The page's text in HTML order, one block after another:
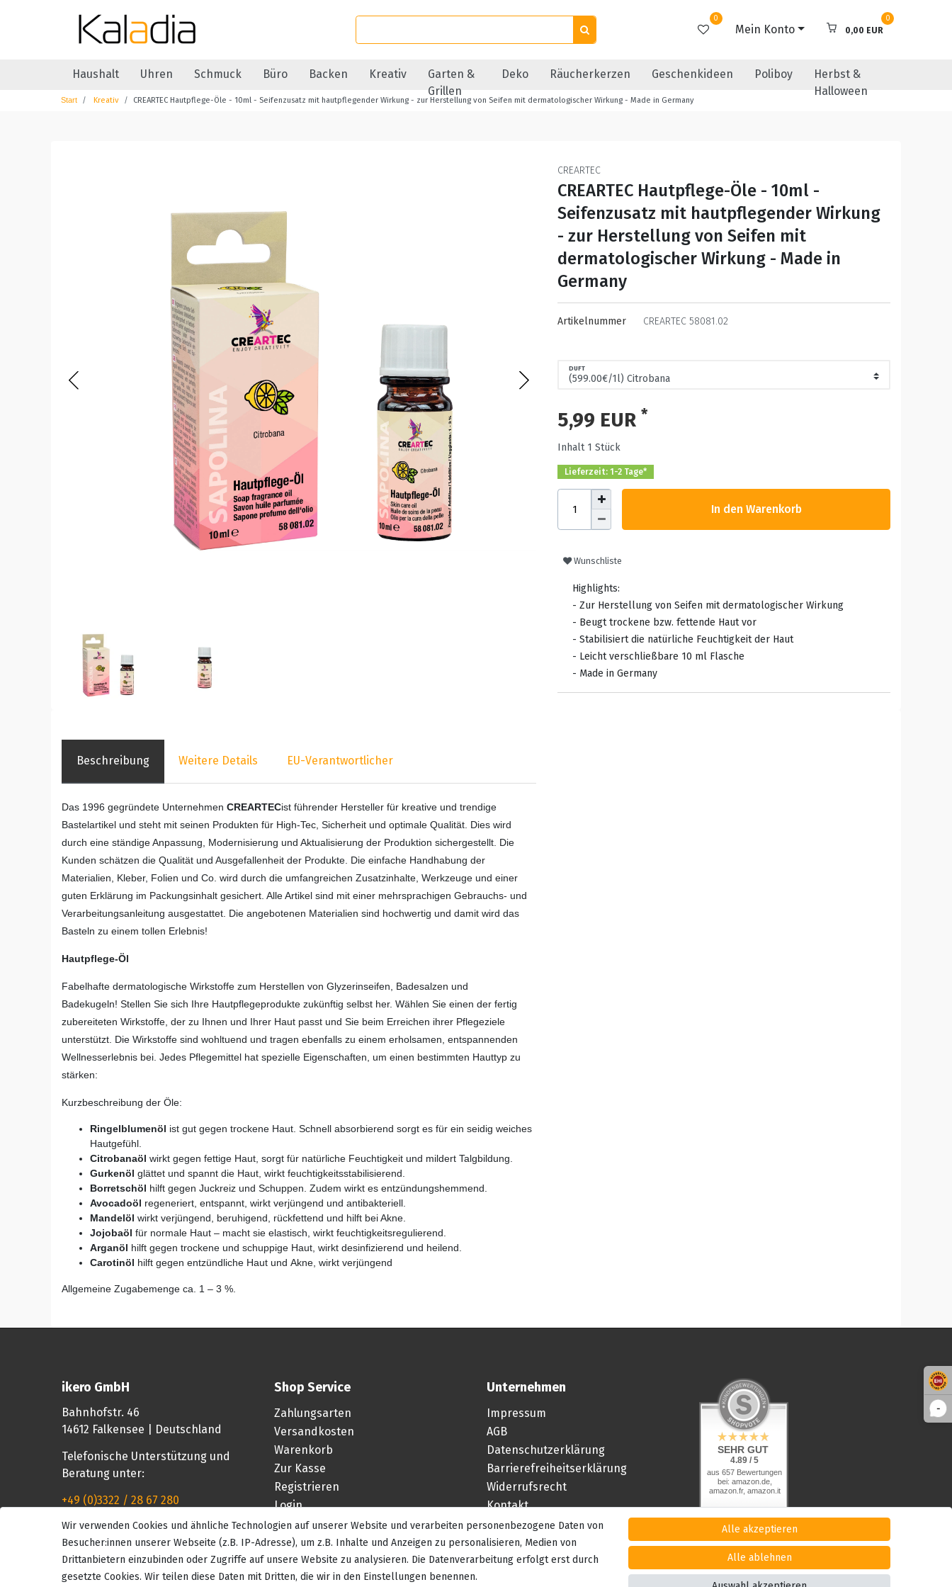
-
0
Mein Konto
0
0,00 EUR
Haushalt Uhren Schmuck Büro Backen Kreativ
Garten &
Grillen
Deko Räucherkerzen Geschenkideen Poliboy
Herbst &
Halloween
Kreativ CREARTEC Hautpflege-Öle - 10ml - Seifenzusatz mit hautpflegender Wirkung - zur Herstellung von Seifen mit dermatologischer Wirkung - Made in Germany
CREARTEC
CREARTEC Hautpflege-Öle - 10ml -
Seifenzusatz mit hautpflegender Wirkung
- zur Herstellung von Seifen mit
dermatologischer Wirkung - Made in
Germany
Artikelnummer CREARTEC 58081.02
DUFT
5,99 EUR *
Inhalt 1 Stück
Lieferzeit: 1-2 Tage*
In den Warenkorb
Wunschliste
Highlights:
- Zur Herstellung von Seifen mit dermatologischer Wirkung
- Beugt trockene bzw. fettende Haut vor
- Stabilisiert die natürliche Feuchtigkeit der Haut
- Leicht verschließbare 10 ml Flasche
- Made in Germany
Beschreibung Weitere Details EU-Verantwortlicher
Das 1996 gegründete Unternehmen CREARTECist führender Hersteller für kreative und trendige
Bastelartikel und steht mit seinen Produkten für High-Tec, Sicherheit und optimale Qualität. Dies wird
durch eine ständige Anpassung, Modernisierung und Aktualisierung der Produktion sichergestellt. Die
Kunden schätzen die Qualität und Ausgefallenheit der Produkte. Die einfache Handhabung der
Materialien, Kleber, Folien und Co. wird durch die umfangreichen Zusatzinhalte, Werkzeuge und einer
guten Erklärung im Packungsinhalt gesichert. Alle Artikel sind mit einer mehrsprachigen Gebrauchs- und
Verarbeitungsanleitung ausgestattet. Die angebotenen Materialien sind hochwertig und damit wird das
Basteln zu einem tollen Erlebnis!
Hautpflege-Öl
Fabelhafte dermatologische Wirkstoffe zum Herstellen von Glyzerinseifen, Badesalzen und
Badekugeln! Stellen Sie sich Ihre Hautpflegeprodukte zukünftig selbst her. Wählen Sie einen der fertig
zubereiteten Wirkstoffe, der zu Ihnen und Ihrer Haut passt und Sie beim Erreichen ihrer Pflegeziele
unterstützt. Die Wirkstoffe sind wohltuend und tragen ebenfalls zu einem erholsamen, entspannenden
Wellnesserlebnis bei. Jedes Pflegemittel hat spezielle Eigenschaften, um einen bestimmten Hauttyp zu
stärken:
Kurzbeschreibung der Öle:
Ringelblumenöl ist gut gegen trockene Haut. Schnell absorbierend sorgt es für ein seidig weiches
Hautgefühl.
Citrobanaöl wirkt gegen fettige Haut, sorgt für natürliche Feuchtigkeit und mildert Talgbildung.
Gurkenöl glättet und spannt die Haut, wirkt feuchtigkeitsstabilisierend.
Borretschöl hilft gegen Juckreiz und Schuppen. Zudem wirkt es entzündungshemmend.
Avocadoöl regeneriert, entspannt, wirkt verjüngend und antibakteriell.
Mandelöl wirkt verjüngend, beruhigend, rückfettend und hilft bei Akne.
Jojobaöl für normale Haut – macht sie elastisch, wirkt feuchtigkeitsregulierend.
Arganöl hilft gegen trockene und schuppige Haut, wirkt desinfizierend und heilend.
Carotinöl hilft gegen entzündliche Haut und Akne, wirkt verjüngend
Allgemeine Zugabemenge ca. 1 – 3 %.
ikero GmbH
Bahnhofstr. 46
14612 Falkensee | Deutschland
Telefonische Unterstützung und
Beratung unter:
+49 (0)3322 / 28 67 280
Mo-Fr, 08:00 - 16:00 Uhr
Shop Service
Zahlungsarten
Versandkosten
Warenkorb
Zur Kasse
Registrieren
Login
Vertrag widerrufen
Unternehmen
Impressum
AGB
Datenschutzerklärung
Barrierefreiheitserklärung
Widerrufsrecht
Kontakt
SEHR GUT
4.89 / 5
aus 657 Bewertungen
bei: amazon.de,
amazon.fr, amazon.it
Wir verwenden Cookies und ähnliche Technologien auf unserer Website und verarbeiten personenbezogene Daten von
Besucher:innen unserer Webseite (z.B. IP-Adresse), um z.B. Inhalte und Anzeigen zu personalisieren, Medien von
Drittanbietern einzubinden oder Zugriffe auf unsere Website zu analysieren. Die Datenverarbeitung erfolgt erst durch
gesetzte Cookies. Wir teilen diese Daten mit Dritten, die wir in den Einstellungen benennen.
Alle akzeptieren
Alle ablehnen